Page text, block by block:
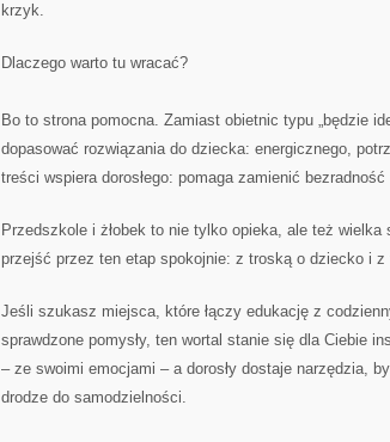
krzyk.
Dlaczego warto tu wracać?
Bo to strona pomocna. Zamiast obietnic typu „będzie
dopasować rozwiązania do dziecka: energicznego,
treści wspiera dorosłego: pomaga zamienić
Przedszkole i żłobek to nie tylko opieka, ale też
przejść przez ten etap spokojnie: z troską o dziecko i z
Jeśli szukasz miejsca, które łączy edukację z
sprawdzone pomysły, ten wortal stanie się dla Ciebie
– ze swoimi emocjami – a dorosły dostaje narzędzia,
drodze do samodzielności.